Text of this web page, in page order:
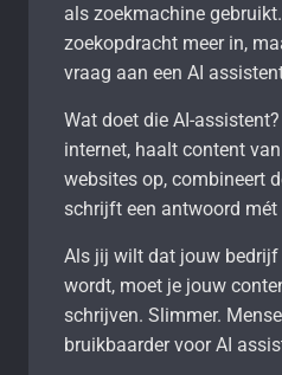
als zoekmachine
zoekopdracht meer in,
vraag aan een AI
Wat doet die AI-
internet, haalt content
websites op, combineert
schrijft een antwoord mét
Als jij wilt dat jouw
wordt, moet je jouw
schrijven. Slimmer.
bruikbaarder voor AI